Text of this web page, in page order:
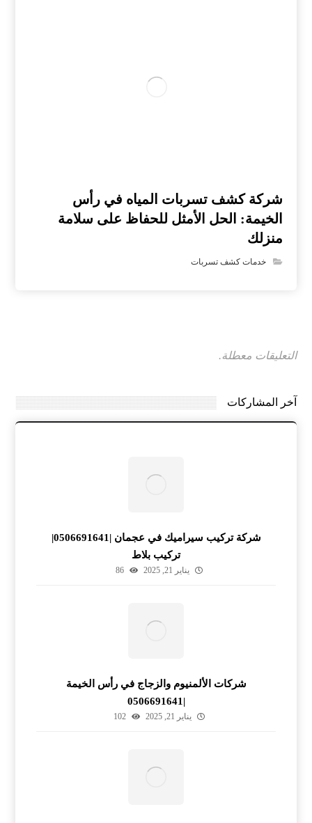
شركة كشف تسربات المياه في رأس
الخيمة: الحل الأمثل للحفاظ على سلامة
منزلك
خدمات كشف تسربات
التعليقات معطلة.
آخر المشاركات
شركة تركيب سيراميك في عجمان |0506691641|
تركيب بلاط
يناير 21, 2025 86
شركات الألمنيوم والزجاج في رأس الخيمة
|0506691641
يناير 21, 2025 102